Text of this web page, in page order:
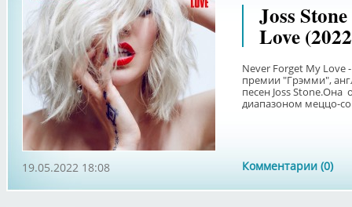
Joss
Love
Never Forget My Love
премии "Грэмми",
песен Joss Stone.Она
диапазоном меццо-
Комментарии (0)
19.05.2022 18:08